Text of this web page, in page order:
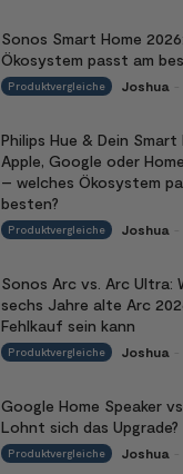
Sonos Smart Home
Ökosystem passt am
Produktvergleiche Joshua
Philips Hue & Dein Smart
Apple, Google oder
– welches Ökosystem
besten?
Produktvergleiche Joshua
Sonos Arc vs. Arc Ultra:
sechs Jahre alte Arc
Fehlkauf sein kann
Produktvergleiche Joshua
Google Home Speaker
Lohnt sich das Upgrade?
Produktvergleiche Joshua